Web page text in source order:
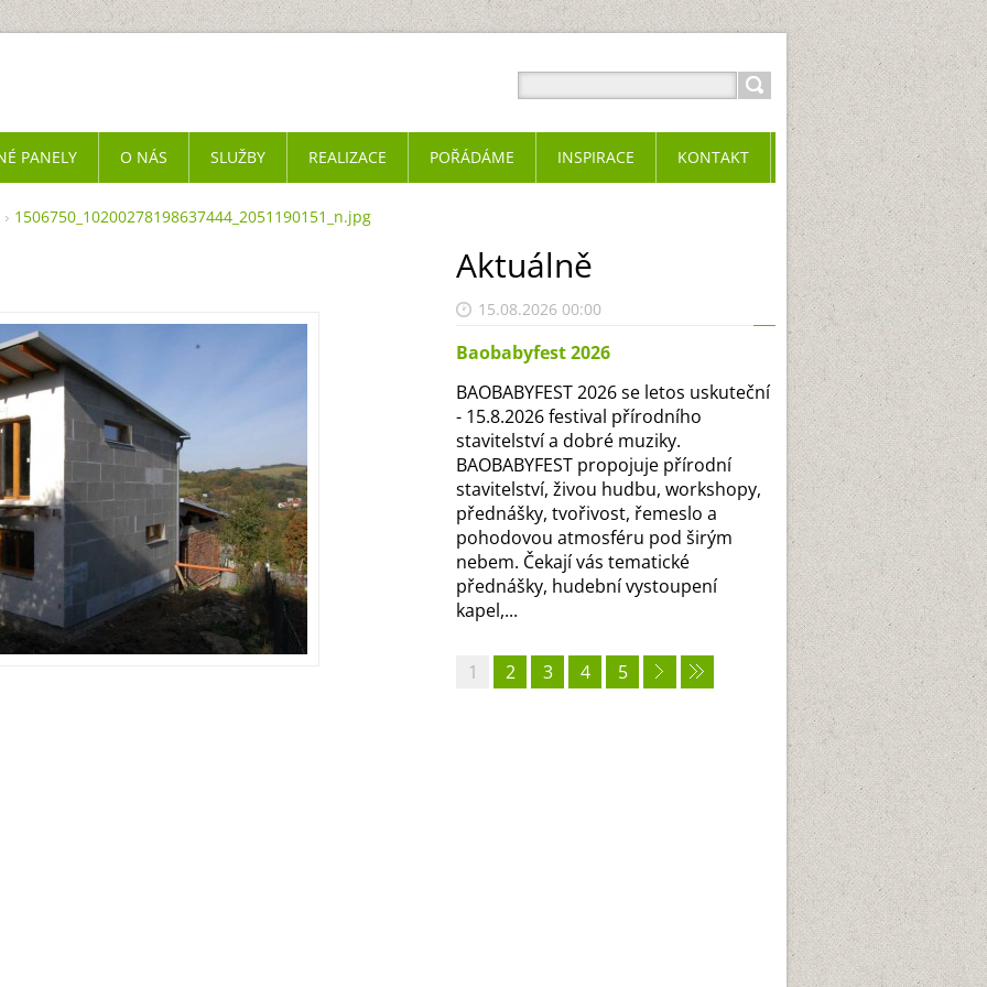
1506750_10200278198637444_2051190151_n.jpg
Aktuálně
15.08.2026 00:00
Baobabyfest 2026
BAOBABYFEST 2026 se letos uskuteční
- 15.8.2026 festival přírodního
stavitelství a dobré muziky.
BAOBABYFEST propojuje přírodní
stavitelství, živou hudbu, workshopy,
přednášky, tvořivost, řemeslo a
pohodovou atmosféru pod širým
nebem. Čekají vás tematické
přednášky, hudební vystoupení
kapel,...
1 2 3 4 5
PANELY O NÁS SLUŽBY REALIZACE POŘÁDÁME INSPIRACE KONTAKT